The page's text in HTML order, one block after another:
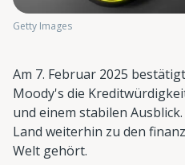
Getty Images
Am 7. Februar 2025
Moody's die
und einem stabilen
Land weiterhin zu den
Welt gehört.